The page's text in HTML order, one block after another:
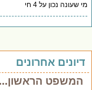
שעונה נכון על 4 חי
אחרונים
המשפט הראשון....